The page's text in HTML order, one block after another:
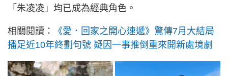
「朱凌凌」均已成為經典角色。
相關閱讀：
《愛．回家之開心速遞》驚傳7月大結局
播足近10年終劃句號 疑因一事推倒重來開新處境劇